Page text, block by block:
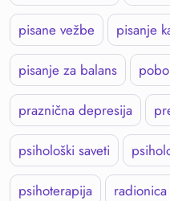
pisane vežbe pisanje
pisanje za balans
praznična depresija
psihološki saveti
psihoterapija